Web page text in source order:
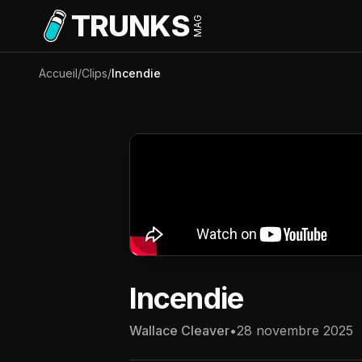
Aller au contenu principal
TRUNKSMAG
Accueil/Clips/Incendie
Incendie
Wallace Cleaver•28 novembre 2025